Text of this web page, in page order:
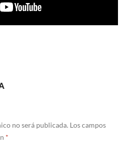
no será publicada. Los campos
*